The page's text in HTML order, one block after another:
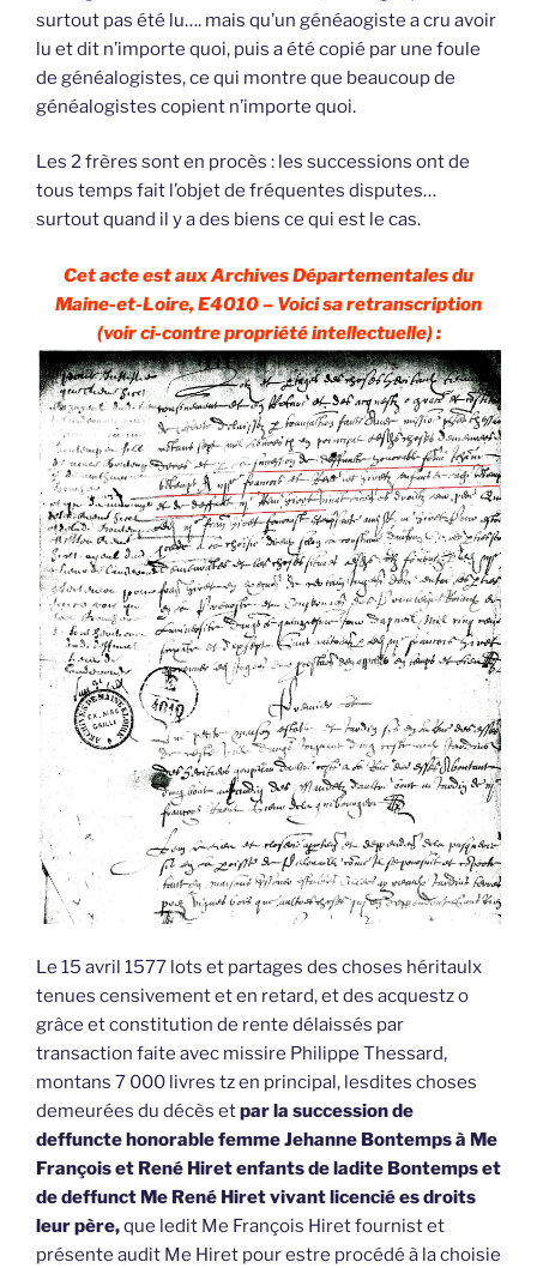
surtout pas été lu…. mais qu’un généaogiste a cru avoir
lu et dit n’importe quoi, puis a été copié par une foule
de généalogistes, ce qui montre que beaucoup de
généalogistes copient n’importe quoi.
Les 2 frères sont en procès : les successions ont de
tous temps fait l’objet de fréquentes disputes…
surtout quand il y a des biens ce qui est le cas.
Cet acte est aux Archives Départementales du
Maine-et-Loire, E4010 – Voici sa retranscription
(voir ci-contre propriété intellectuelle) :
Le 15 avril 1577 lots et partages des choses héritaulx
tenues censivement et en retard, et des acquestz o
grâce et constitution de rente délaissés par
transaction faite avec missire Philippe Thessard,
montans 7 000 livres tz en principal, lesdites choses
demeurées du décès etpar la succession de
deffuncte honorable femme Jehanne Bontemps à Me
François et René Hiret enfants de ladite Bontemps et
de deffunct Me René Hiret vivant licencié es droits
leur père,que ledit Me François Hiret fournist et
présente audit Me Hiret pour estre procédé à la choisie